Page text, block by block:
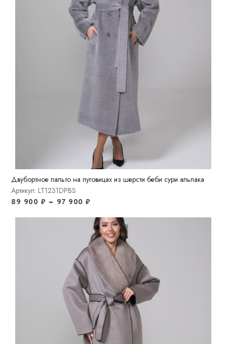
Двубортное пальто на пуговицах из шерсти беби сури альпака
Артикул: LT1231DPBS
89 900 ₽ – 97 900₽